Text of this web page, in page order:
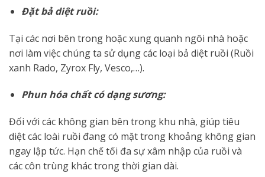
Đặt bả diệt ruồi:
Tại các nơi bên trong hoặc xung quanh ngôi nhà hoặc
nơi làm việc chúng ta sử dụng các loại bả diệt ruồi (Ruồi
xanh Rado, Zyrox Fly, Vesco,…).
Phun hóa chất có dạng sương:
Đối với các không gian bên trong khu nhà, giúp tiêu
diệt các loài ruồi đang có mặt trong khoảng không gian
ngay lập tức. Hạn chế tối đa sự xâm nhập của ruồi và
các côn trùng khác trong thời gian dài.